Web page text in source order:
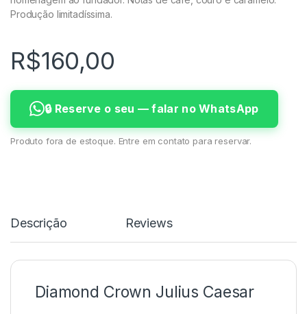
Produção limitadíssima.
R$160,00
🔒 Reserve o seu — falar no WhatsApp
Produto fora de estoque. Entre em contato para reservar.
Descrição Reviews
Diamond Crown Julius Caesar